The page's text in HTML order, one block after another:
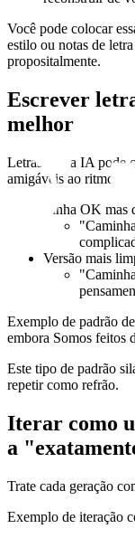
Você pode colocar
estilo ou notas de
propositalmente.
Escrever
melhor
Letras que a IA pode
amigáveis ao ritmo.
Linha OK mas
Versão mais
Exemplo de padrão
embora Somos feitos
Este tipo de padrão
repetir como refrão.
Iterar como
a
Trate cada geração
Exemplo de iteração